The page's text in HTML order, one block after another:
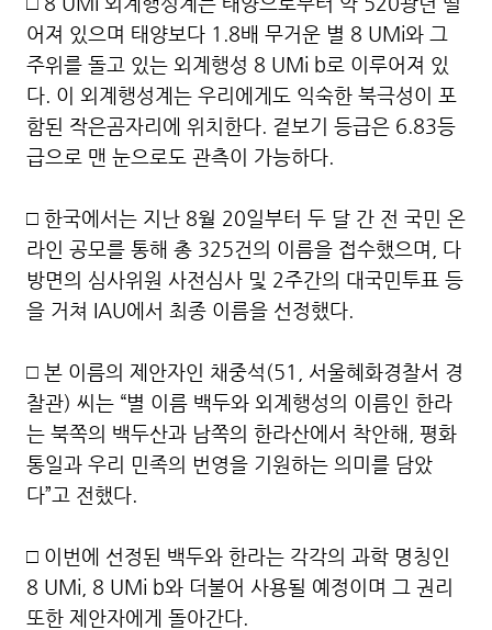
어져 있으며 태양보다 1.8배 무거운 별 8 UMi와 그
주위를 돌고 있는 외계행성 8 UMi b로 이루어져 있
다. 이 외계행성계는 우리에게도 익숙한 북극성이 포
함된 작은곰자리에 위치한다. 겉보기 등급은 6.83등
급으로 맨 눈으로도 관측이 가능하다.
□ 한국에서는 지난 8월 20일부터 두 달 간 전 국민 온
라인 공모를 통해 총 325건의 이름을 접수했으며, 다
방면의 심사위원 사전심사 및 2주간의 대국민투표 등
을 거쳐 IAU에서 최종 이름을 선정했다.
□ 본 이름의 제안자인 채중석(51, 서울혜화경찰서 경
찰관) 씨는 “별 이름 백두와 외계행성의 이름인 한라
는 북쪽의 백두산과 남쪽의 한라산에서 착안해, 평화
통일과 우리 민족의 번영을 기원하는 의미를 담았
다”고 전했다.
□ 이번에 선정된 백두와 한라는 각각의 과학 명칭인
8 UMi, 8 UMi b와 더불어 사용될 예정이며 그 권리
또한 제안자에게 돌아간다.